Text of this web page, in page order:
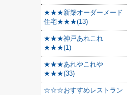
★★★新築オーダーメード
住宅★★★(13)
★★★神戸あれこれ
★★★(1)
★★★あれやこれや
★★★(33)
☆☆☆おすすめレストラン